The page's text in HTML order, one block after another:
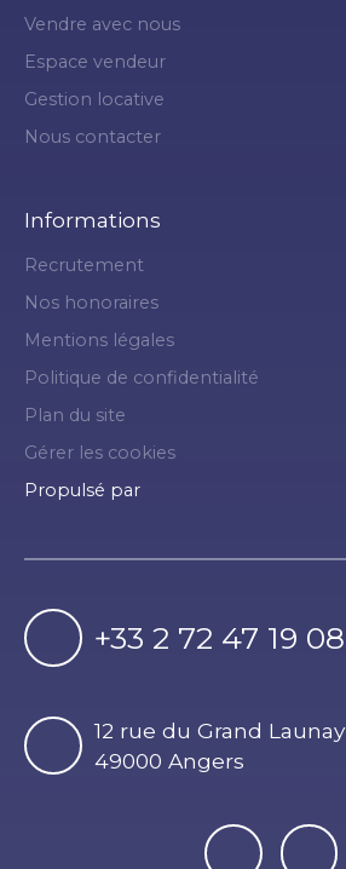
Vendre avec nous
Espace vendeur
Gestion locative
Nous contacter
Informations
Recrutement
Nos honoraires
Mentions légales
Politique de confidentialité
Plan du site
Gérer les cookies
Propulsé par
+33 2 72 47 19 08
12 rue du Grand Launay
49000 Angers